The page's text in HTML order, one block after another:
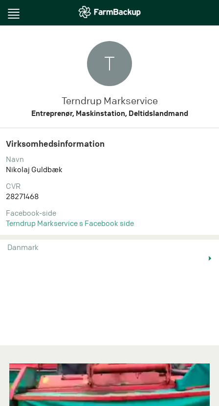
Toggle
T
Terndrup Markservice
Entreprenør, Maskinstation, Deltidslandmand
Virksomhedsinformation
Navn
Nikolaj Guldbæk
CVR
28271468
Facebook-side
Terndrup Markservice s Facebook side
Danmark